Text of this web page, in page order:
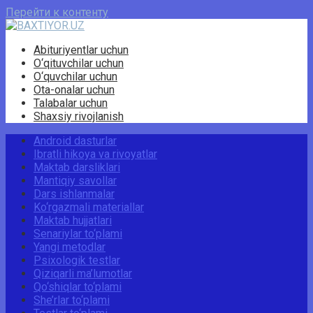
Перейти к контенту
Abituriyentlar uchun
O‘qituvchilar uchun
O‘quvchilar uchun
Ota-onalar uchun
Talabalar uchun
Shaxsiy rivojlanish
Android dasturlar
Ibratli hikoya va rivoyatlar
Maktab darsliklari
Mantiqiy savollar
Dars ishlanmalar
Ko‘rgazmali materiallar
Maktab hujjatlari
Senariylar to‘plami
Yangi metodlar
Psixologik testlar
Qiziqarli ma’lumotlar
Qo‘shiqlar to‘plami
She’rlar to‘plami